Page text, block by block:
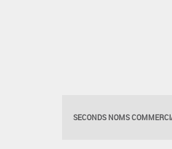
SECONDS NOMS